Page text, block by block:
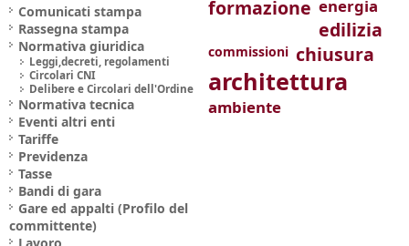
Comunicati stampa
Rassegna stampa
Normativa giuridica
Leggi,decreti, regolamenti
Circolari CNI
Delibere e Circolari dell'Ordine
Normativa tecnica
Eventi altri enti
Tariffe
Previdenza
Tasse
Bandi di gara
Gare ed appalti (Profilo del
committente)
Lavoro
formazione energia
edilizia
commissioni chiusura
architettura
ambiente